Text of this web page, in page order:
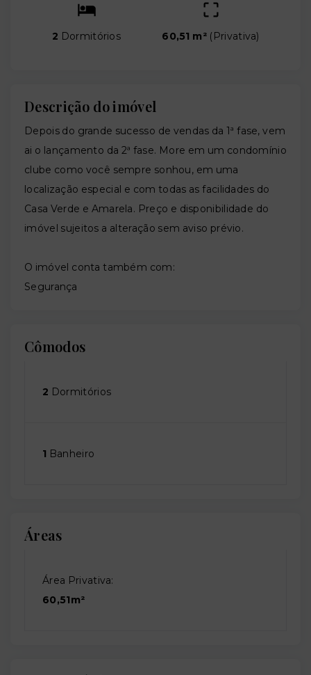
2 Dormitórios 60,51 m² ( Privativa)
Descrição do imóvel
Depois do grande sucesso de vendas da 1ª fase, vem
ai o lançamento da 2ª fase. More em um condomínio
clube como você sempre sonhou, em uma
localização especial e com todas as facilidades do
Casa Verde e Amarela. Preço e disponibilidade do
imóvel sujeitos a alteração sem aviso prévio.
O imóvel conta também com:
Segurança
Cômodos
2 Dormitórios
1 Banheiro
Áreas
Área Privativa:
60,51m²